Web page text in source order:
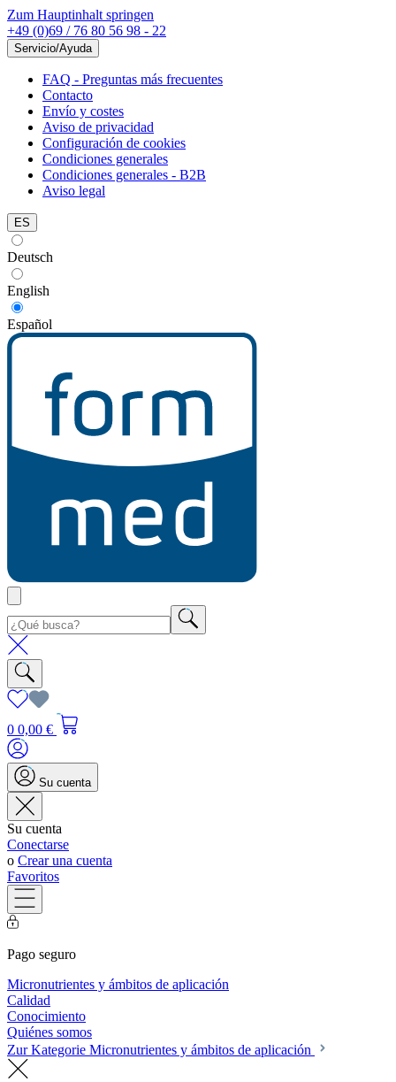
Zum Hauptinhalt springen
+49 (0)69 / 76 80 56 98 - 22
Servicio/Ayuda
FAQ - Preguntas más frecuentes
Contacto
Envío y costes
Aviso de privacidad
Configuración de cookies
Condiciones generales
Condiciones generales - B2B
Aviso legal
ES
Deutsch
English
Español
0 0,00 €
Su cuenta
Su cuenta
Conectarse
o Crear una cuenta
Favoritos
Pago seguro
Micronutrientes y ámbitos de aplicación
Calidad
Conocimiento
Quiénes somos
Zur Kategorie Micronutrientes y ámbitos de aplicación